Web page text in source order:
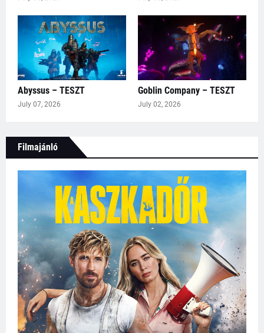
Abyssus – TESZT
July 07, 2026
Goblin Company – TESZT
July 02, 2026
Filmajánló